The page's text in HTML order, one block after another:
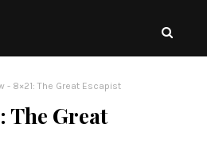
- 8×21: The Great Escapist
The Great